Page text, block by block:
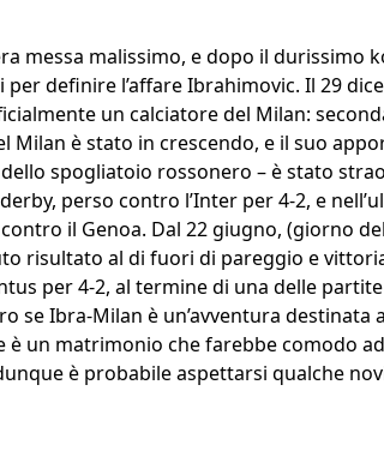
messa malissimo, e dopo il durissimo
per definire l’affare Ibrahimovic. Il 29
un calciatore del Milan:
è stato in crescendo, e il suo
spogliatoio rossonero – è stato
perso contro l’Inter per 4-2, e
il Genoa. Dal 22 giugno, (giorno
risultato al di fuori di pareggio e
per 4-2, al termine di una delle
se Ibra-Milan è un’avventura destinata
un matrimonio che farebbe comodo
è probabile aspettarsi qualche